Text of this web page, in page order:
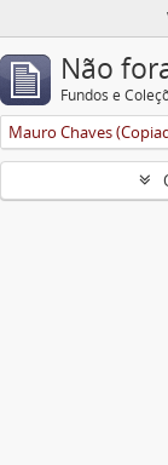
Não
Fundos e
Mauro Chaves